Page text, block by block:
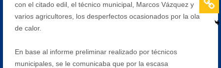
con el citado edil, el técnico municipal, Marcos Vázquez y
varios agricultores, los desperfectos ocasionados por la ola
de calor.
En base al informe preliminar realizado por técnicos
municipales, se le comunicaba que por la escasa